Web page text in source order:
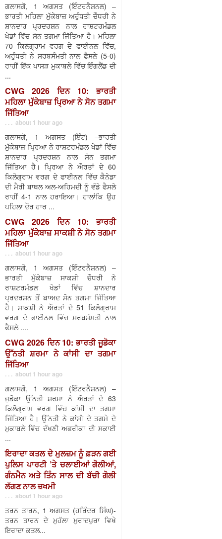
ਗਲਾਸਗੋ, 1 ਅਗਸਤ (ਇੰਟਰਨੈਸ਼ਨਲ) –
ਭਾਰਤੀ ਮਹਿਲਾ ਮੁੱਕੇਬਾਜ਼ ਅਰੁੰਧਤੀ ਚੌਧਰੀ ਨੇ
ਸ਼ਾਨਦਾਰ ਪ੍ਰਦਰਸ਼ਨ ਨਾਲ ਰਾਸ਼ਟਰਮੰਡਲ
ਖੇਡਾਂ ਵਿੱਚ ਸੋਨ ਤਗਮਾ ਜਿੱਤਿਆ ਹੈ। ਮਹਿਲਾ
70 ਕਿਲੋਗ੍ਰਾਮ ਵਰਗ ਦੇ ਫਾਈਨਲ ਵਿੱਚ,
ਅਰੁੰਧਤੀ ਨੇ ਸਰਬਸੰਮਤੀ ਨਾਲ ਫੈਸਲੇ (5-0)
ਰਾਹੀਂ ਇੱਕ ਪਾਸੜ ਮੁਕਾਬਲੇ ਵਿੱਚ ਇੰਗਲੈਂਡ ਦੀ
...
CWG 2026 ਦਿਨ 10: ਭਾਰਤੀ
ਮਹਿਲਾ ਮੁੱਕੇਬਾਜ਼ ਪ੍ਰਿਆ ਨੇ ਸੋਨ ਤਗਮਾ
ਜਿੱਤਿਆ
. . . about 1 hour ago
ਗਲਾਸਗੋ, 1 ਅਗਸਤ (ਇੰਟ) –ਭਾਰਤੀ
ਮੁੱਕੇਬਾਜ਼ ਪ੍ਰਿਆ ਨੇ ਰਾਸ਼ਟਰਮੰਡਲ ਖੇਡਾਂ ਵਿੱਚ
ਸ਼ਾਨਦਾਰ ਪ੍ਰਦਰਸ਼ਨ ਨਾਲ ਸੋਨ ਤਗਮਾ
ਜਿੱਤਿਆ ਹੈ। ਪ੍ਰਿਆ ਨੇ ਔਰਤਾਂ ਦੇ 60
ਕਿਲੋਗ੍ਰਾਮ ਵਰਗ ਦੇ ਫਾਈਨਲ ਵਿੱਚ ਕੈਨੇਡਾ
ਦੀ ਮੈਰੀ ਬਾਥਲ ਅਲ-ਅਹਿਮਦੀ ਨੂੰ ਵੰਡੇ ਫੈਸਲੇ
ਰਾਹੀਂ 4-1 ਨਾਲ ਹਰਾਇਆ। ਹਾਲਾਂਕਿ ਉਹ
ਪਹਿਲਾ ਦੌਰ ਹਾਰ ...
CWG 2026 ਦਿਨ 10: ਭਾਰਤੀ
ਮਹਿਲਾ ਮੁੱਕੇਬਾਜ਼ ਸਾਕਸ਼ੀ ਨੇ ਸੋਨ ਤਗਮਾ
ਜਿੱਤਿਆ
. . . about 1 hour ago
ਗਲਾਸਗੋ, 1 ਅਗਸਤ (ਇੰਟਰਨੈਸ਼ਨਲ) –
ਭਾਰਤੀ ਮੁੱਕੇਬਾਜ਼ ਸਾਕਸ਼ੀ ਚੌਧਰੀ ਨੇ
ਰਾਸ਼ਟਰਮੰਡਲ ਖੇਡਾਂ ਵਿੱਚ ਸ਼ਾਨਦਾਰ
ਪ੍ਰਦਰਸ਼ਨ ਤੋਂ ਬਾਅਦ ਸੋਨ ਤਗਮਾ ਜਿੱਤਿਆ
ਹੈ। ਸਾਕਸ਼ੀ ਨੇ ਔਰਤਾਂ ਦੇ 51 ਕਿਲੋਗ੍ਰਾਮ
ਵਰਗ ਦੇ ਫਾਈਨਲ ਵਿੱਚ ਸਰਬਸੰਮਤੀ ਨਾਲ
ਫੈਸਲੇ ....
CWG 2026 ਦਿਨ 10: ਭਾਰਤੀ ਜੂਡੋਕਾ
ਉੱਨਤੀ ਸ਼ਰਮਾ ਨੇ ਕਾਂਸੀ ਦਾ ਤਗਮਾ
ਜਿੱਤਿਆ
. . . about 1 hour ago
ਗਲਾਸਗੋ, 1 ਅਗਸਤ (ਇੰਟਰਨੈਸ਼ਨਲ) –
ਜੁਡੋਕਾ ਉੱਨਤੀ ਸ਼ਰਮਾ ਨੇ ਔਰਤਾਂ ਦੇ 63
ਕਿਲੋਗ੍ਰਾਮ ਵਰਗ ਵਿੱਚ ਕਾਂਸੀ ਦਾ ਤਗਮਾ
ਜਿੱਤਿਆ ਹੈ। ਉੱਨਤੀ ਨੇ ਕਾਂਸੀ ਦੇ ਤਗਮੇ ਦੇ
ਮੁਕਾਬਲੇ ਵਿੱਚ ਦੱਖਣੀ ਅਫਰੀਕਾ ਦੀ ਸਕਾਈ
...
ਇਰਾਦਾ ਕਤਲ ਦੇ ਮੁਲਜ਼ਮ ਨੂੰ ਫ਼ੜਨ ਗਈ
ਪੁਲਿਸ ਪਾਰਟੀ ’ਤੇ ਚਲਾਈਆਂ ਗੋਲੀਆਂ,
ਗੰਨਮੈਨ ਅਤੇ ਤਿੰਨ ਸਾਲ ਦੀ ਬੱਚੀ ਗੋਲੀ
ਲੱਗਣ ਨਾਲ ਜ਼ਖਮੀ
. . . about 1 hour ago
ਤਰਨ ਤਾਰਨ, 1 ਅਗਸਤ (ਹਰਿੰਦਰ ਸਿੰਘ)-
ਤਰਨ ਤਾਰਨ ਦੇ ਮੁਹੱਲਾ ਮੁਰਾਦਪੁਰਾ ਵਿਖੇ
ਇਰਾਦਾ ਕਤਲ...